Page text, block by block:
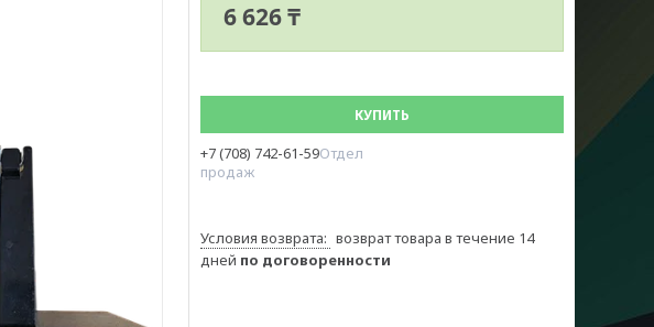
6 626 ₸
КУПИТЬ
+7 (708) 742-61-59Отдел
продаж
возврат товара в течение 14
дней по договоренности